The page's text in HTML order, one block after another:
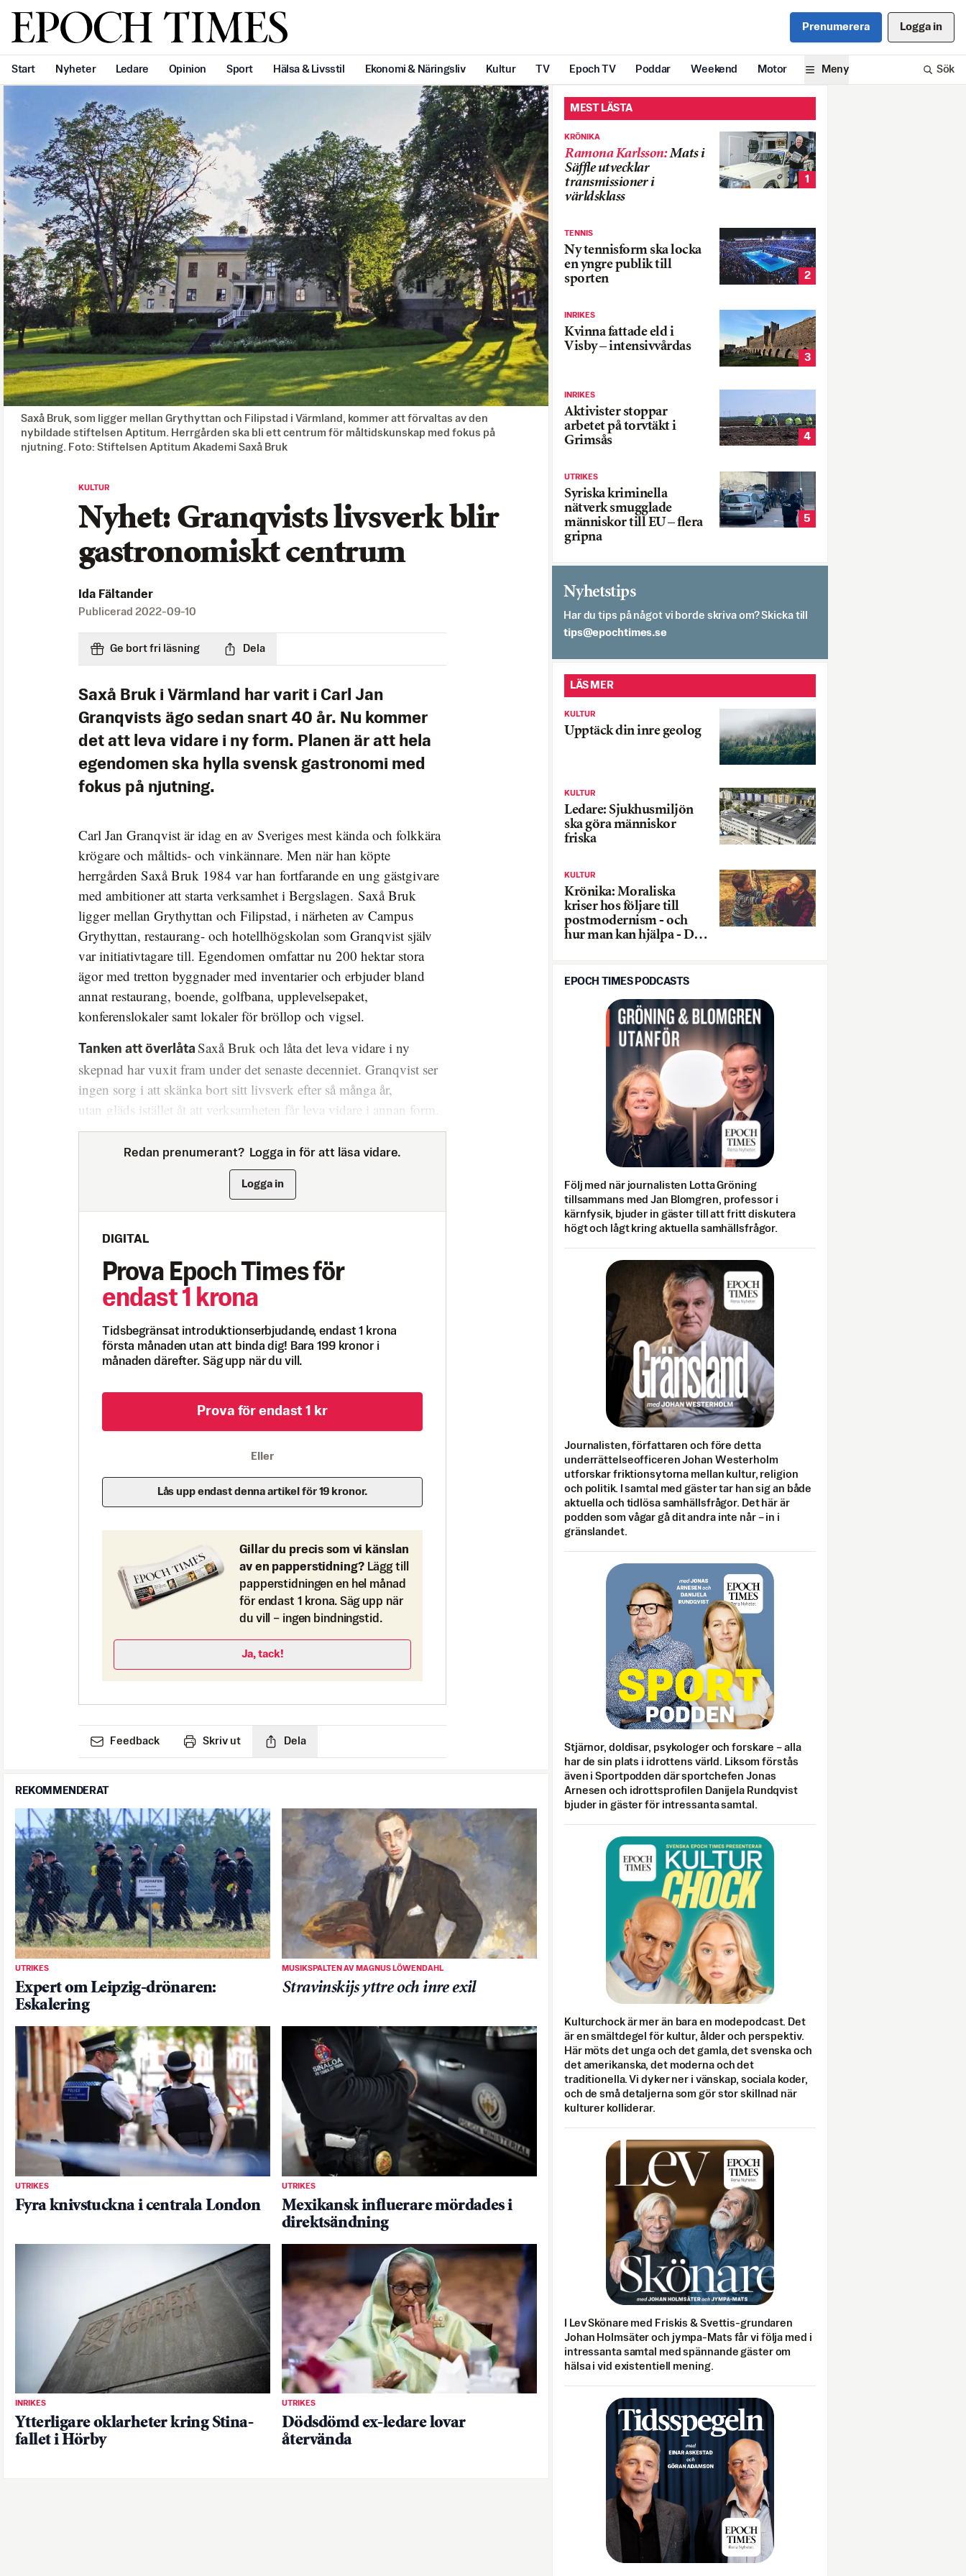
Svenska Epoch Times Prenumerera Logga in
Start Nyheter Ledare Opinion Sport Hälsa & Livsstil Ekonomi & Näringsliv Kultur TV Epoch TV Poddar Weekend Motor Meny Sök
Saxå Bruk, som ligger mellan Grythyttan och Filipstad i Värmland, kommer att förvaltas av den
nybildade stiftelsen Aptitum. Herrgården ska bli ett centrum för måltidskunskap med fokus på
njutning. Foto: Stiftelsen Aptitum Akademi Saxå Bruk
KULTUR
Nyhet: Granqvists livsverk blir
gastronomiskt centrum
Ida Fältander
Publicerad 2022-09-10
Ge bort fri läsning Dela
Saxå Bruk i Värmland har varit i Carl Jan
Granqvists ägo sedan snart 40 år. Nu kommer
det att leva vidare i ny form. Planen är att hela
egendomen ska hylla svensk gastronomi med
fokus på njutning.
Carl Jan Granqvist är idag en av Sveriges mest kända och folkkära
krögare och måltids- och vinkännare. Men när han köpte
herrgården Saxå Bruk 1984 var han fortfarande en ung gästgivare
med ambitioner att starta verksamhet i Bergslagen. Saxå Bruk
ligger mellan Grythyttan och Filipstad, i närheten av Campus
Grythyttan, restaurang- och hotellhögskolan som Granqvist själv
var initiativtagare till. Egendomen omfattar nu 200 hektar stora
ägor med tretton byggnader med inventarier och erbjuder bland
annat restaurang, boende, golfbana, upplevelsepaket,
konferenslokaler samt lokaler för bröllop och vigsel.
Tanken att överlåta Saxå Bruk och låta det leva vidare i ny
skepnad har vuxit fram under det senaste decenniet. Granqvist ser
ingen sorg i att skänka bort sitt livsverk efter så många år,
utan gläds istället åt att verksamheten får leva vidare i annan form.
Redan prenumerant? Logga in för att läsa vidare.
Logga in
DIGITAL
Prova Epoch Times för
endast 1 krona
Tidsbegränsat introduktionserbjudande, endast 1 krona
första månaden utan att binda dig! Bara 199 kronor i
månaden därefter. Säg upp när du vill.
Prova för endast 1 kr
Eller
Lås upp endast denna artikel för 19 kronor.
Gillar du precis som vi känslan
av en papperstidning? Lägg till
papperstidningen en hel månad
för endast 1 krona. Säg upp när
du vill – ingen bindningstid.
Ja, tack!
Feedback Skriv ut Dela
REKOMMENDERAT
UTRIKES
Expert om Leipzig-drönaren:
Eskalering
MUSIKSPALTEN AV MAGNUS LÖWENDAHL
Stravinskijs yttre och inre exil
UTRIKES
Fyra knivstuckna i centrala London
UTRIKES
Mexikansk influerare mördades i
direktsändning
INRIKES
Ytterligare oklarheter kring Stina-
fallet i Hörby
UTRIKES
Dödsdömd ex-ledare lovar
återvända
MEST LÄSTA
KRÖNIKA
Ramona Karlsson:Mats i
Säffle utvecklar
transmissioner i
världsklass
1
TENNIS
Ny tennisform ska locka
en yngre publik till
sporten
2
INRIKES
Kvinna fattade eld i
Visby – intensivvårdas
3
INRIKES
Aktivister stoppar
arbetet på torvtäkt i
Grimsås
4
UTRIKES
Syriska kriminella
nätverk smugglade
människor till EU – flera
gripna
5
Nyhetstips
Har du tips på något vi borde skriva om? Skicka till
es.semithcope@spit
LÄS MER
KULTUR
Upptäck din inre geolog
KULTUR
Ledare: Sjukhusmiljön
ska göra människor
friska
KULTUR
Krönika: Moraliska
kriser hos följare till
postmodernism - och
hur man kan hjälpa - Del
EPOCH TIMES PODCASTS
Följ med när journalisten Lotta Gröning
tillsammans med Jan Blomgren, professor i
kärnfysik, bjuder in gäster till att fritt diskutera
högt och lågt kring aktuella samhällsfrågor.
Journalisten, författaren och före detta
underrättelseofficeren Johan Westerholm
utforskar friktionsytorna mellan kultur, religion
och politik. I samtal med gäster tar han sig an både
aktuella och tidlösa samhällsfrågor. Det här är
podden som vågar gå dit andra inte når – in i
gränslandet.
Stjärnor, doldisar, psykologer och forskare – alla
har de sin plats i idrottens värld. Liksom förstås
även i Sportpodden där sportchefen Jonas
Arnesen och idrottsprofilen Danijela Rundqvist
bjuder in gäster för intressanta samtal.
Kulturchock är mer än bara en modepodcast. Det
är en smältdegel för kultur, ålder och perspektiv.
Här möts det unga och det gamla, det svenska och
det amerikanska, det moderna och det
traditionella. Vi dyker ner i vänskap, sociala koder,
och de små detaljerna som gör stor skillnad när
kulturer kolliderar.
I Lev Skönare med Friskis & Svettis-grundaren
Johan Holmsäter och jympa-Mats får vi följa med i
intressanta samtal med spännande gäster om
hälsa i vid existentiell mening.